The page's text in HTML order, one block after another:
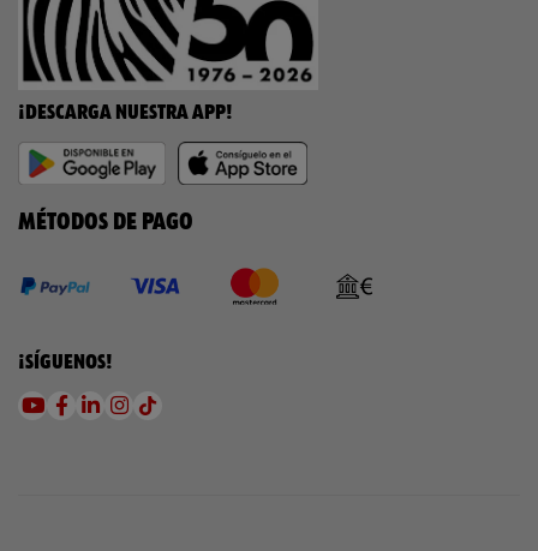
¡DESCARGA NUESTRA APP!
MÉTODOS DE PAGO
¡SÍGUENOS!